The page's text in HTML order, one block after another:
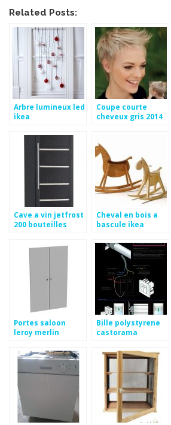
Related Posts:
Arbre lumineux led
ikea
Coupe courte
cheveux gris 2014
Cave a vin jetfrost
200 bouteilles
Cheval en bois a
bascule ikea
Portes saloon
leroy merlin
Bille polystyrene
castorama